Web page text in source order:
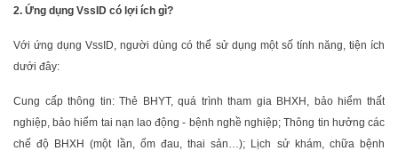
2. Ứng dụng VssID có lợi ích gì?
Với ứng dụng VssID, người dùng có thể sử dụng một số tính năng, tiện ích
dưới đây:
Cung cấp thông tin: Thẻ BHYT, quá trình tham gia BHXH, bảo hiểm thất
nghiệp, bảo hiểm tai nạn lao động - bệnh nghề nghiệp; Thông tin hưởng các
chế độ BHXH (một lần, ốm đau, thai sản…); Lịch sử khám, chữa bệnh